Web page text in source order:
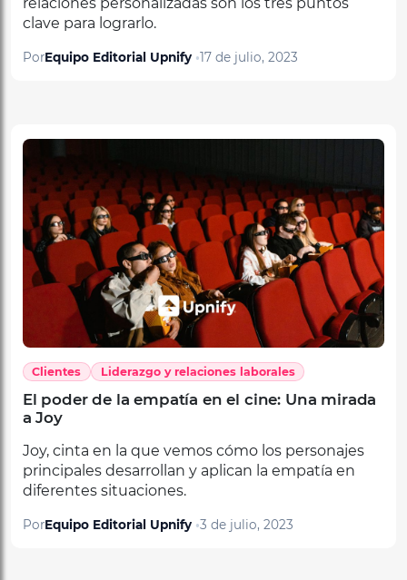
PorEquipo Editorial Upnify
Liderazgo y relaciones laborales
El poder de la empatía en el cine: Una mirada
a Joy
Joy, cinta en la que vemos cómo los personajes
diferentes situaciones.
PorEquipo Editorial Upnify